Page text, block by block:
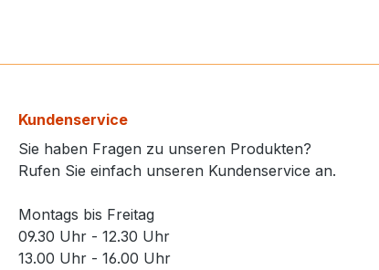
Kundenservice
Sie haben Fragen zu unseren Produkten?
Rufen Sie einfach unseren Kundenservice an.
Montags bis Freitag
09.30 Uhr - 12.30 Uhr
13.00 Uhr - 16.00 Uhr